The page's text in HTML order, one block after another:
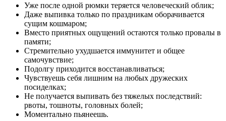
Уже после одной рюмки теряется человеческий облик;
Даже выпивка только по праздникам оборачивается
сущим кошмаром;
Вместо приятных ощущений остаются только провалы в
памяти;
Стремительно ухудшается иммунитет и общее
самочувствие;
Подолгу приходится восстанавливаться;
Чувствуешь себя лишним на любых дружеских
посиделках;
Не получается выпивать без тяжелых последствий:
рвоты, тошноты, головных болей;
Моментально пьянеешь.